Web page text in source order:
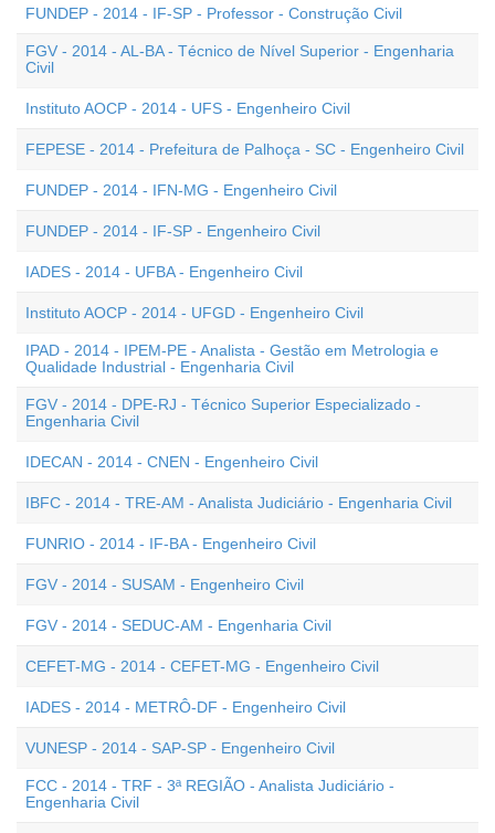
FUNDEP - 2014 - IF-SP - Professor - Construção Civil
FGV - 2014 - AL-BA - Técnico de Nível Superior - Engenharia
Civil
Instituto AOCP - 2014 - UFS - Engenheiro Civil
FEPESE - 2014 - Prefeitura de Palhoça - SC - Engenheiro Civil
FUNDEP - 2014 - IFN-MG - Engenheiro Civil
FUNDEP - 2014 - IF-SP - Engenheiro Civil
IADES - 2014 - UFBA - Engenheiro Civil
Instituto AOCP - 2014 - UFGD - Engenheiro Civil
IPAD - 2014 - IPEM-PE - Analista - Gestão em Metrologia e
Qualidade Industrial - Engenharia Civil
FGV - 2014 - DPE-RJ - Técnico Superior Especializado -
Engenharia Civil
IDECAN - 2014 - CNEN - Engenheiro Civil
IBFC - 2014 - TRE-AM - Analista Judiciário - Engenharia Civil
FUNRIO - 2014 - IF-BA - Engenheiro Civil
FGV - 2014 - SUSAM - Engenheiro Civil
FGV - 2014 - SEDUC-AM - Engenharia Civil
CEFET-MG - 2014 - CEFET-MG - Engenheiro Civil
IADES - 2014 - METRÔ-DF - Engenheiro Civil
VUNESP - 2014 - SAP-SP - Engenheiro Civil
FCC - 2014 - TRF - 3ª REGIÃO - Analista Judiciário -
Engenharia Civil